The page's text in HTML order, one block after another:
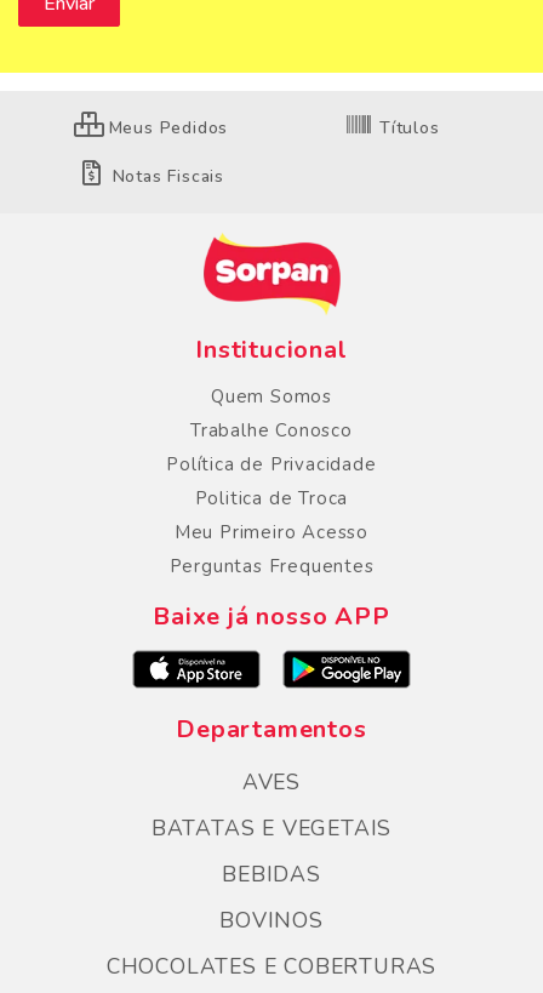
Meus Pedidos Títulos
Notas Fiscais
Institucional
Quem Somos
Trabalhe Conosco
Política de Privacidade
Politica de Troca
Meu Primeiro Acesso
Perguntas Frequentes
Baixe já nosso APP
Departamentos
AVES
BATATAS E VEGETAIS
BEBIDAS
BOVINOS
CHOCOLATES E COBERTURAS